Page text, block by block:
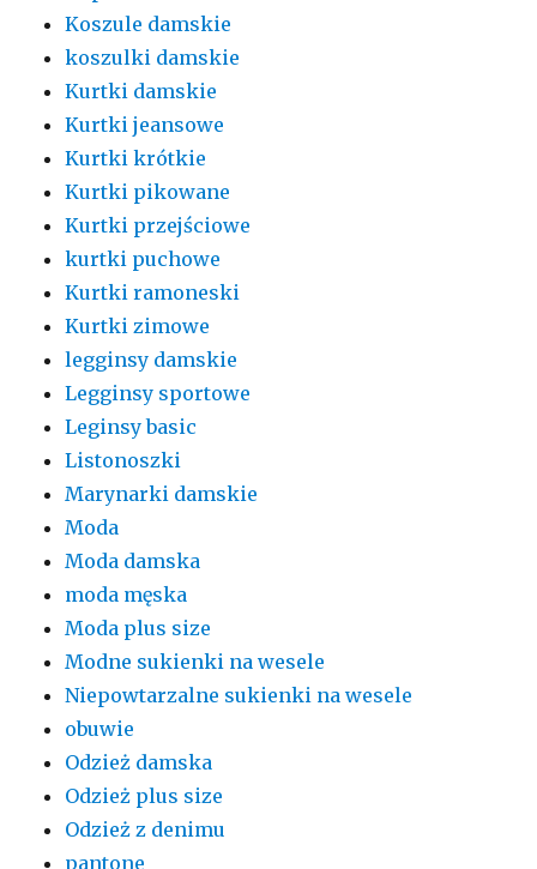
Koszule damskie
koszulki damskie
Kurtki damskie
Kurtki jeansowe
Kurtki krótkie
Kurtki pikowane
Kurtki przejściowe
kurtki puchowe
Kurtki ramoneski
Kurtki zimowe
legginsy damskie
Legginsy sportowe
Leginsy basic
Listonoszki
Marynarki damskie
Moda
Moda damska
moda męska
Moda plus size
Modne sukienki na wesele
Niepowtarzalne sukienki na wesele
obuwie
Odzież damska
Odzież plus size
Odzież z denimu
pantone